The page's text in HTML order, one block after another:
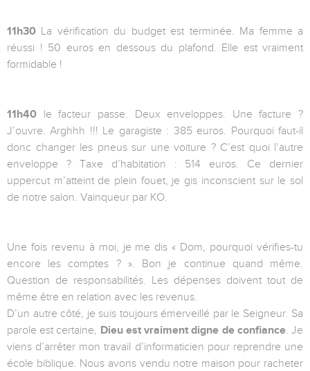
11h30 La vérification du budget est terminée. Ma femme a
réussi ! 50 euros en dessous du plafond. Elle est vraiment
formidable !
11h40 le facteur passe. Deux enveloppes. Une facture ?
J’ouvre. Arghhh !!! Le garagiste : 385 euros. Pourquoi faut-il
donc changer les pneus sur une voiture ? C’est quoi l’autre
enveloppe ? Taxe d’habitation : 514 euros. Ce dernier
uppercut m’atteint de plein fouet, je gis inconscient sur le sol
de notre salon. Vainqueur par KO.
Une fois revenu à moi, je me dis « Dom, pourquoi vérifies-tu
encore les comptes ? ». Bon je continue quand même.
Question de responsabilités. Les dépenses doivent tout de
même être en relation avec les revenus.
D’un autre côté, je suis toujours émerveillé par le Seigneur. Sa
parole est certaine, Dieu est vraiment digne de confiance. Je
viens d’arrêter mon travail d’informaticien pour reprendre une
école biblique. Nous avons vendu notre maison pour racheter